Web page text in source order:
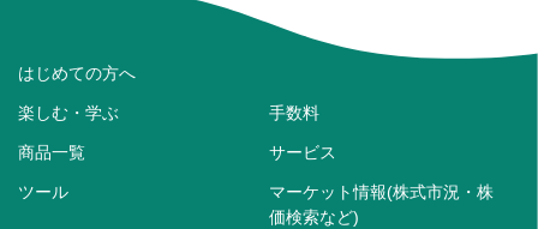
はじめての方へ
楽しむ・学ぶ 手数料
商品一覧 サービス
ツール
マーケット情報(株式市況・株
価検索など)